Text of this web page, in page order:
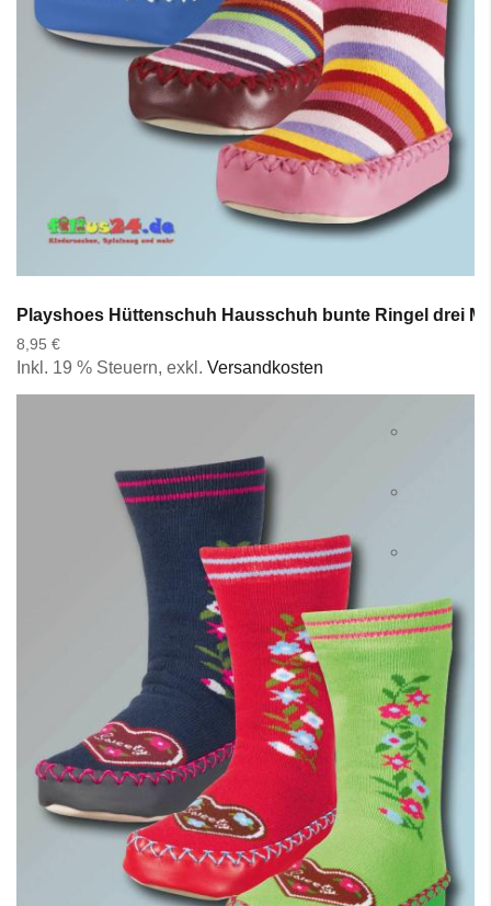
Playshoes Hüttenschuh Hausschuh bunte Ringel drei
8,95 €
Inkl. 19 % Steuern, exkl. Versandkosten